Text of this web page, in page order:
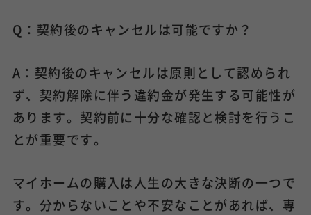
Q：契約後のキャンセルは可能ですか？
A：契約後のキャンセルは原則として認められ
ず、契約解除に伴う違約金が発生する可能性が
あります。契約前に十分な確認と検討を行うこ
とが重要です。
マイホームの購入は人生の大きな決断の一つで
す。分からないことや不安なことがあれば、専